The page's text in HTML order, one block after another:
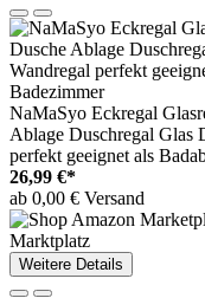
NaMaSyo Eckregal
Ablage Duschregal Glas
perfekt geeignet als
26,99 €*
ab 0,00 € Versand
Marktplatz
Weitere Details